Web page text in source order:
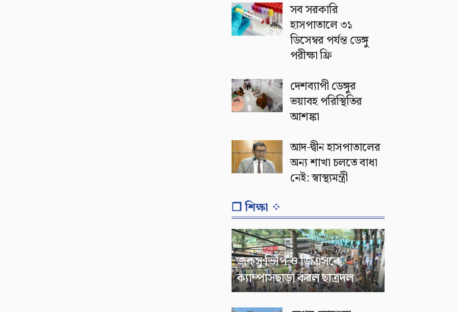
সব সরকারি
হাসপাতালে ৩১
ডিসেম্বর পর্যন্ত ডেঙ্গু
পরীক্ষা ফ্রি
দেশব্যাপী ডেঙ্গুর
ভয়াবহ পরিস্থিতির
আশঙ্কা
আদ-দ্বীন হাসপাতালের
অন্য শাখা চলতে বাধা
নেই: স্বাস্থ্যমন্ত্রী
❐ শিক্ষা ⁘
জকসু ভিপি ও জিএসকে
ক্যাম্পাসছাড়া করল ছাত্রদল